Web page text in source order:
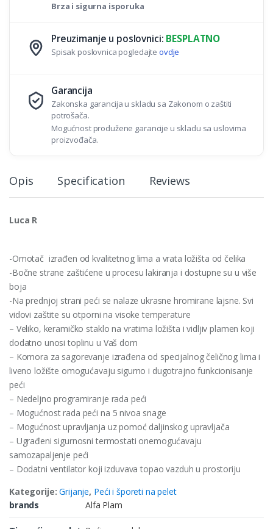
Brza i sigurna isporuka
Preuzimanje u poslovnici: BESPLATNO
Spisak poslovnica pogledajte ovdje
Garancija
Zakonska garancija u skladu sa Zakonom o zaštiti
potrošača.
Mogućnost produžene garancije u skladu sa uslovima
proizvođača.
Opis Specification Reviews
Luca R
-Omotač izrađen od kvalitetnog lima a vrata ložišta od čelika
-Bočne strane zaštićene u procesu lakiranja i dostupne su u više
boja
-Na prednjoj strani peći se nalaze ukrasne hromirane lajsne. Svi
vidovi zaštite su otporni na visoke temperature
– Veliko, keramičko staklo na vratima ložišta i vidljiv plamen koji
dodatno unosi toplinu u Vaš dom
– Komora za sagorevanje izrađena od specijalnog čeličnog lima i
liveno ložište omogućavaju sigurno i dugotrajno funkcionisanje
peći
– Nedeljno programiranje rada peći
– Mogućnost rada peći na 5 nivoa snage
– Mogućnost upravljanja uz pomoć daljinskog upravljača
– Ugrađeni sigurnosni termostati onemogućavaju
samozapaljenje peći
– Dodatni ventilator koji izduvava topao vazduh u prostoriju
Kategorije:Grijanje, Peći i šporeti na pelet
brands
Alfa Plam